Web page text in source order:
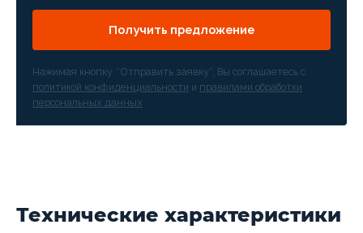
Получить предложение
Нажимая кнопку “Отправить заявку”, Вы соглашаетесь с
политикой конфиденциальности и правилами обработки
персональных данных
Технические характеристики